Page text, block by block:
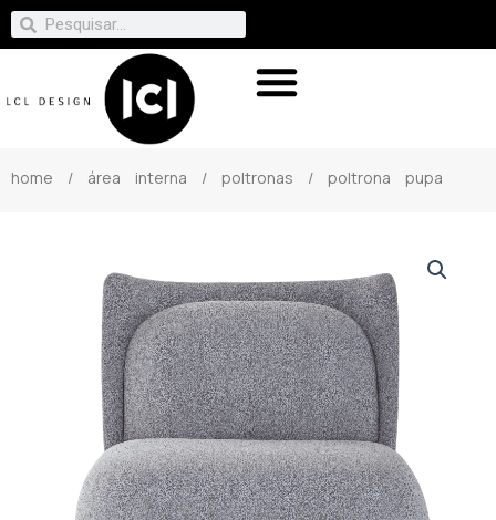
home / área interna / poltronas / poltrona pupa